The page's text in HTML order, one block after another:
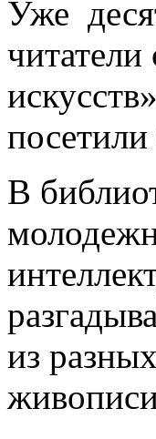
Уже
В
из